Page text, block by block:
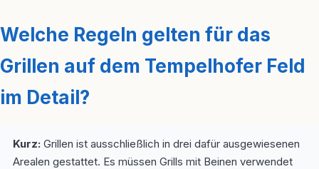
Welche Regeln gelten für das
Grillen auf dem Tempelhofer Feld
im Detail?
Kurz: Grillen ist ausschließlich in drei dafür ausgewiesenen
Arealen gestattet. Es müssen Grills mit Beinen verwendet